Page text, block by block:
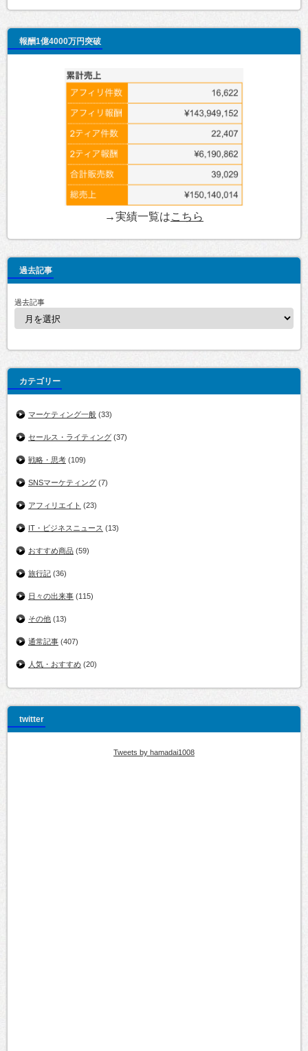
報酬1億4000万円突破
→実績一覧はこちら
過去記事
過去記事
カテゴリー
マーケティング一般 (33)
セールス・ライティング (37)
戦略・思考 (109)
SNSマーケティング (7)
アフィリエイト (23)
IT・ビジネスニュース (13)
おすすめ商品 (59)
旅行記 (36)
日々の出来事 (115)
その他 (13)
通常記事 (407)
人気・おすすめ (20)
twitter
Tweets by hamadai1008